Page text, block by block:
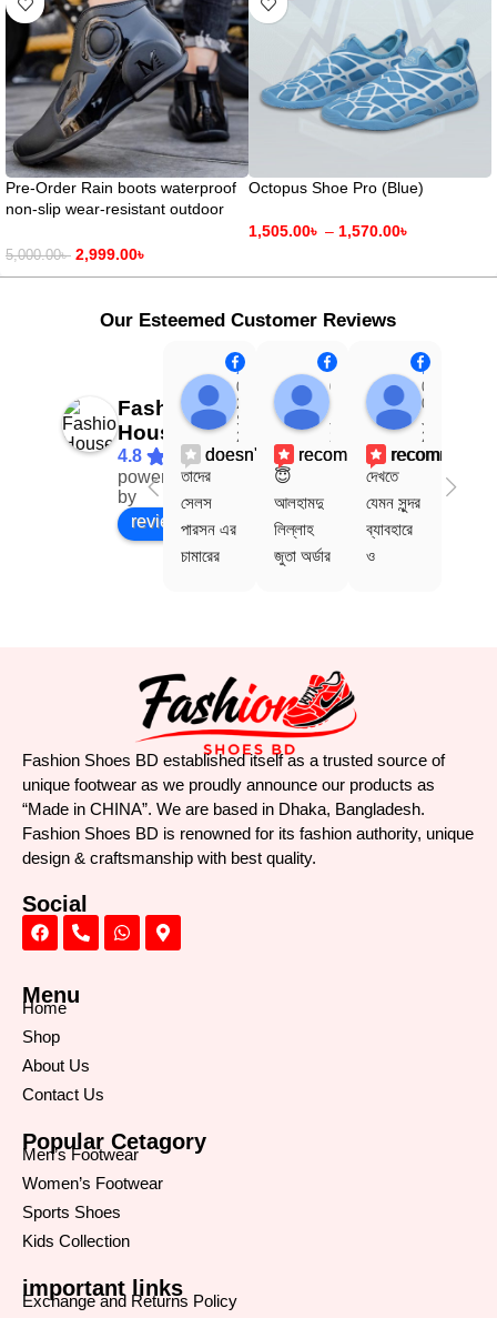
Pre-Order Rain boots waterproof
non-slip wear-resistant outdoor
25days)
5,000.00৳ 2,999.00৳
Octopus Shoe Pro (Blue)
1,505.00৳ – 1,570.00৳
Our Esteemed Customer Reviews
Fashion
House
4.8
powered
by
Facebook
review us on
Asif Khan
04:03
27
Sep
25
doesn't recommends
তাদের
সেলস
পারসন এর
চামারের
নাই।
Hasib Adnan
06:07
10
Jul
recommends
😇
আলহামদু
লিল্লাহ
জুতা অর্ডার
বরিশাল।
কোয়ালিটি
খুবই ভালো
ঠিক টাইমে
ডেলিভারি
জন্য
08:30
03
Jul
24
recommends
দেখতে
যেমন সুন্দর
ব্যাবহারে
ও
Fashion Shoes BD established itself as a trusted source of
unique footwear as we proudly announce our products as
“Made in CHINA”. We are based in Dhaka, Bangladesh.
Fashion Shoes BD is renowned for its fashion authority, unique
design & craftsmanship with best quality.
Social
Menu
Home
Shop
About Us
Contact Us
Popular Cetagory
Men’s Footwear
Women’s Footwear
Sports Shoes
Kids Collection
important links
Exchange and Returns Policy